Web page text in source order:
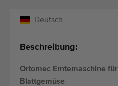
Deutsch
Beschreibung:
Ortomec Erntemaschine für
Blattgemüse